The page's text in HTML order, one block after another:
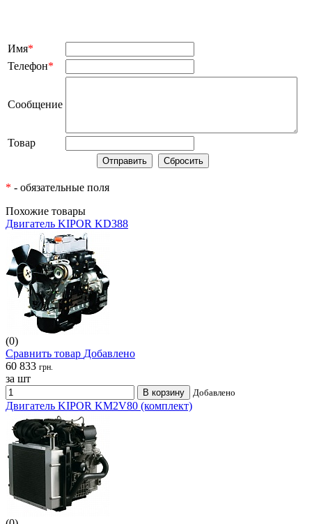
Имя*
Телефон*
Сообщение
Товар
* - обязательные поля
Похожие товары
Двигатель KIPOR KD388
(0)
Сравнить товар Добавлено
60 833 грн.
за шт
В корзину Добавлено
Двигатель KIPOR KM2V80 (комплект)